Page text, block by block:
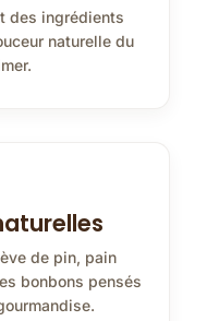
des ingrédients
naturelle du
de pin, pain
bonbons pensés